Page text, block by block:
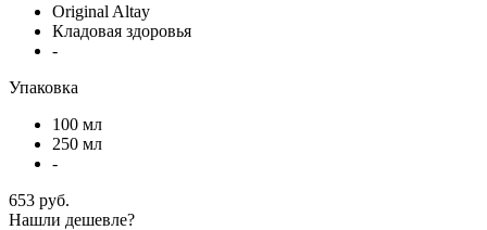
Original Altay
Кладовая здоровья
-
Упаковка
100 мл
250 мл
-
653 руб.
Нашли дешевле?